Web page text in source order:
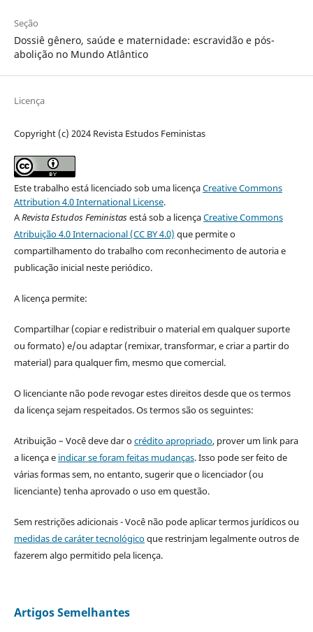
Seção
Dossiê gênero, saúde e maternidade: escravidão e pós-
abolição no Mundo Atlântico
Licença
Copyright (c) 2024 Revista Estudos Feministas
Este trabalho está licenciado sob uma licençaCreative Commons
Attribution 4.0 International License.
ARevista Estudos Feministasestá sob a licençaCreative Commons
Atribuição 4.0 Internacional (CC BY 4.0) que permite o
compartilhamento do trabalho com reconhecimento de autoria e
publicação inicial neste periódico.
A licença permite:
Compartilhar (copiar e redistribuir o material em qualquer suporte
ou formato) e/ou adaptar (remixar, transformar, e criar a partir do
material) para qualquer fim, mesmo que comercial.
O licenciante não pode revogar estes direitos desde que os termos
da licença sejam respeitados. Os termos são os seguintes:
Atribuição – Você deve dar ocrédito apropriado, prover um link para
a licença e indicar se foram feitas mudanças. Isso pode ser feito de
várias formas sem, no entanto, sugerir que o licenciador (ou
licenciante) tenha aprovado o uso em questão.
Sem restrições adicionais - Você não pode aplicar termos jurídicos ou
medidas de caráter tecnológicoque restrinjam legalmente outros de
fazerem algo permitido pela licença.
Artigos Semelhantes